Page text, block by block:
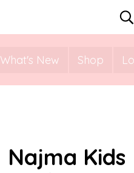
What's New Shop
Najma Kids